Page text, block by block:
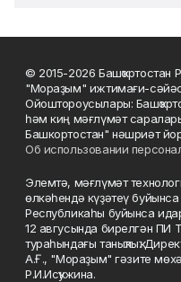
© 2015-2026 Башҡортостан
"Мораҙым" ижтимағи-
Ойоштороусылары:
һәм киң мәғлүмәт
Башкортостан" нәшриәт
Об использовании
Элемтә, мәғлүмәт
өлкәһендә күҙәтеү
Республикаһы буйынса
12 авгусында бирелгән ПИ
тураһындағы таныҡлыҡ.
А.Ғ., "Мораҙым" гәзите
Р.И.Исҡужина.